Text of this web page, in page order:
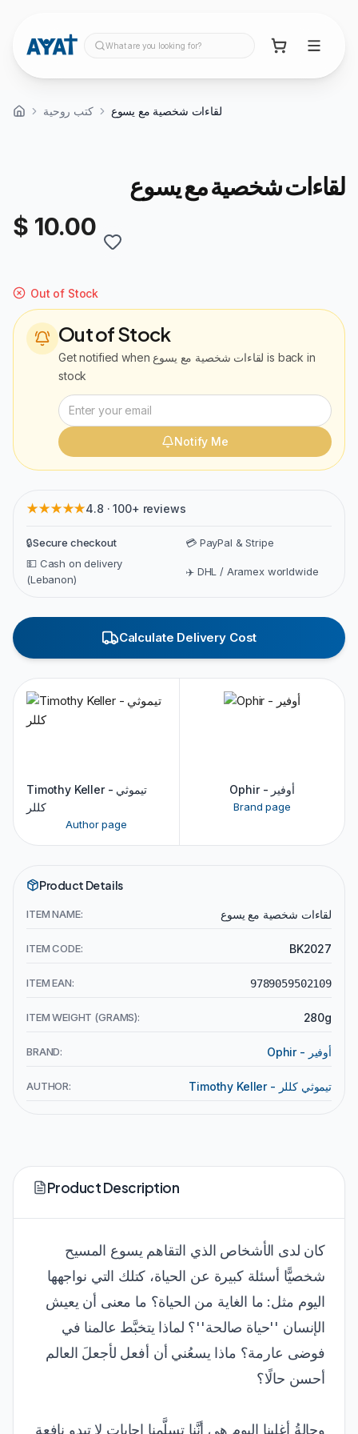
What are you looking for?
كتب روحية لقاءات شخصية مع يسوع
لقاءات شخصية مع يسوع
$ 10.00
Out of Stock
Out of Stock
Get notified when لقاءات شخصية مع يسوع is back in
stock
Notify Me
★★★★★4.8 · 100+ reviews
🔒Secure checkout
💳 PayPal & Stripe
💵 Cash on delivery
(Lebanon)
✈️ DHL / Aramex worldwide
Calculate Delivery Cost
Timothy Keller - تيموثي
كللر
Author page
Ophir - أوفير
Brand page
Product Details
ITEM NAME: لقاءات شخصية مع يسوع
ITEM CODE: BK2027
ITEM EAN: 9789059502109
ITEM WEIGHT (GRAMS): 280g
BRAND: Ophir - أوفير
AUTHOR: Timothy Keller - تيموثي كللر
Product Description
كان لدى الأشخاص الذي التقاهم يسوع المسيح
شخصيًّا أسئلة كبيرة عن الحياة، كتلك التي نواجهها
اليوم مثل: ما الغاية من الحياة؟ ما معنى أن يعيش
الإنسان ''حياة صالحة''؟ لماذا يتخبَّط عالمنا في
فوضى عارمة؟ ماذا يسعُني أن أفعل لأجعلَ العالم
أحسن حالًا؟
وحالةُ أغلبنا اليوم هي أنَّنا تسلَّمنا إجاباتٍ لا تبدو نافعة